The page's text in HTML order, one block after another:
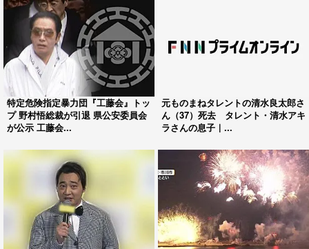
特定危険指定暴力団『工藤会』トッ
プ 野村悟総裁が引退 県公安委員会
が公示 工藤会...
元ものまねタレントの清水良太郎さ
ん（37）死去 タレント・清水アキ
ラさんの息子｜...